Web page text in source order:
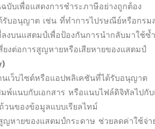
บเพื่อแสดงการชำระภาษีอย่างถูกต้อง
บอนุญาต เช่น ที่ทำการไปรษณีย์หรือกรม
งบนแสตมป์เพื่อป้องกันการนำกลับมาใช้ซ้ำ
งต่อการสูญหายหรือเสียหายของแสตมป์
เว็บไซต์หรือแอปพลิเคชันที่ได้รับอนุญาต
พ์แนบกับเอกสาร หรือแนบไฟล์ดิจิทัลไปกั
นของข้อมูลแบบเรียลไทม์
หายของแสตมป์กระดาษ ช่วยลดค่าใช้จ่า